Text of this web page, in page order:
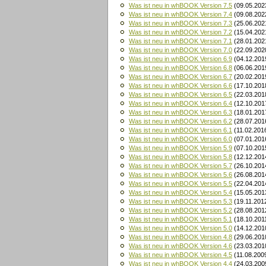
Was ist neu in whBOOK Version 7.5
Was ist neu in whBOOK Version 7.4
Was ist neu in whBOOK Version 7.3
Was ist neu in whBOOK Version 7.2
Was ist neu in whBOOK Version 7.1
Was ist neu in whBOOK Version 7.0
Was ist neu in whBOOK Version 6.9
Was ist neu in whBOOK Version 6.8
Was ist neu in whBOOK Version 6.7
Was ist neu in whBOOK Version 6.6
Was ist neu in whBOOK Version 6.5
Was ist neu in whBOOK Version 6.4
Was ist neu in whBOOK Version 6.3
Was ist neu in whBOOK Version 6.2
Was ist neu in whBOOK Version 6.1
Was ist neu in whBOOK Version 6.0
Was ist neu in whBOOK Version 5.9
Was ist neu in whBOOK Version 5.8
Was ist neu in whBOOK Version 5.7
Was ist neu in whBOOK Version 5.6
Was ist neu in whBOOK Version 5.5
Was ist neu in whBOOK Version 5.4
Was ist neu in whBOOK Version 5.3
Was ist neu in whBOOK Version 5.2
Was ist neu in whBOOK Version 5.1
Was ist neu in whBOOK Version 5.0
Was ist neu in whBOOK Version 4.8
Was ist neu in whBOOK Version 4.6
Was ist neu in whBOOK Version 4.5
Was ist neu in whBOOK Version 4.4